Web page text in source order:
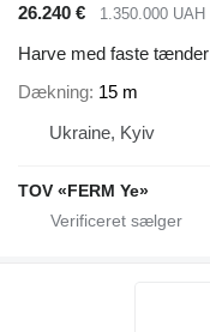
26.240 €
1.350.000 UAH
Harve med faste tænder
Dækning 15 m
Ukraine, Kyiv
TOV «FERM Ye»